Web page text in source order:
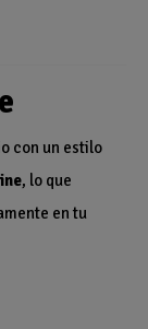
con un estilo
, lo que
en tu